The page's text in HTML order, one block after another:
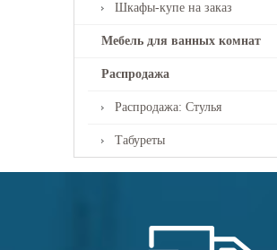
Шкафы-купе на заказ
Мебель для ванных комнат
Распродажа
Распродажа: Стулья
Табуреты